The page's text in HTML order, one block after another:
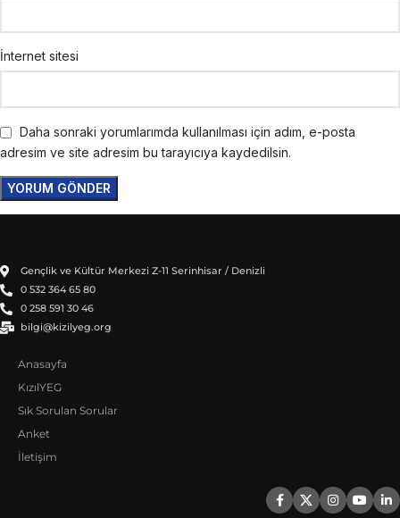
İnternet sitesi
Daha sonraki yorumlarımda kullanılması için adım, e-posta
adresim ve site adresim bu tarayıcıya kaydedilsin.
Gençlik ve Kültür Merkezi Z-11 Serinhisar / Denizli
0 532 364 65 80
0 258 591 30 46
bilgi@kizilyeg.org
Anasayfa
KızılYEG
Sık Sorulan Sorular
Anket
İletişim